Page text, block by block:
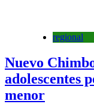
regional
Nuevo
adolescentes
menor